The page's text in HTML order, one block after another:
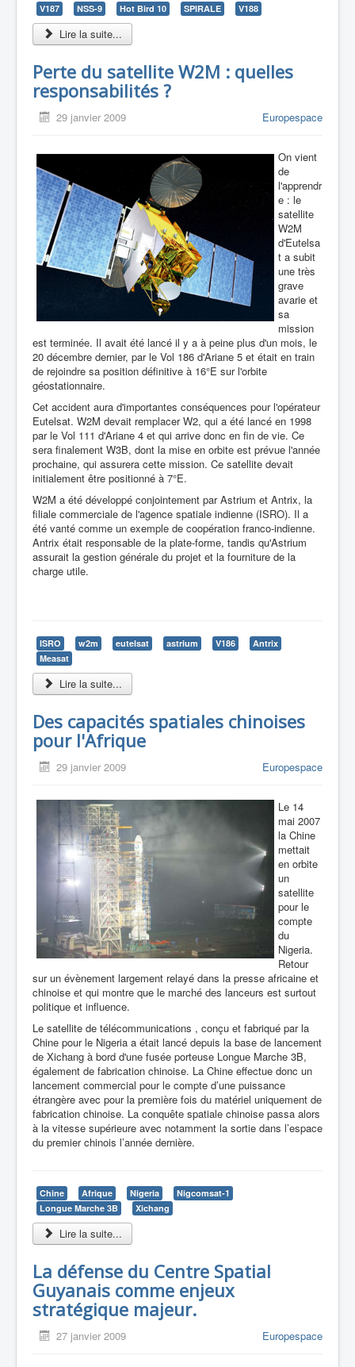
V187 NSS-9 Hot Bird 10 SPIRALE V188
Lire la suite...
Perte du satellite W2M : quelles
responsabilités ?
29 janvier 2009 Europespace
On vient
de
l'apprendr
e : le
satellite
W2M
d'Eutelsa
t a subit
une très
grave
avarie et
sa
mission
est terminée. Il avait été lancé il y a à peine plus d'un mois, le
20 décembre dernier, par le Vol 186 d'Ariane 5 et était en train
de rejoindre sa position définitive à 16°E sur l'orbite
géostationnaire.
Cet accident aura d'importantes conséquences pour l'opérateur
Eutelsat. W2M devait remplacer W2, qui a été lancé en 1998
par le Vol 111 d'Ariane 4 et qui arrive donc en fin de vie. Ce
sera finalement W3B, dont la mise en orbite est prévue l'année
prochaine, qui assurera cette mission. Ce satellite devait
initialement être positionné à 7°E.
W2M a été développé conjointement par Astrium et Antrix, la
filiale commerciale de l'agence spatiale indienne (ISRO). Il a
été vanté comme un exemple de coopération franco-indienne.
Antrix était responsable de la plate-forme, tandis qu'Astrium
assurait la gestion générale du projet et la fourniture de la
charge utile.
ISRO w2m eutelsat astrium V186
Antrix
Measat
Lire la suite...
Des capacités spatiales chinoises
pour l'Afrique
29 janvier 2009 Europespace
Le 14
mai 2007
la Chine
mettait
en orbite
un
satellite
pour le
compte
du
Nigeria.
Retour
sur un évènement largement relayé dans la presse africaine et
chinoise et qui montre que le marché des lanceurs est surtout
politique et influence.
Le satellite de télécommunications , conçu et fabriqué par la
Chine pour le Nigeria a était lancé depuis la base de lancement
de Xichang à bord d'une fusée porteuse Longue Marche 3B,
également de fabrication chinoise. La Chine effectue donc un
lancement commercial pour le compte d’une puissance
étrangère avec pour la première fois du matériel uniquement de
fabrication chinoise. La conquête spatiale chinoise passa alors
à la vitesse supérieure avec notamment la sortie dans l’espace
du premier chinois l’année dernière.
Chine Afrique Nigeria
Nigcomsat-1
Longue Marche 3B
Xichang
Lire la suite...
La défense du Centre Spatial
Guyanais comme enjeux
stratégique majeur.
27 janvier 2009 Europespace